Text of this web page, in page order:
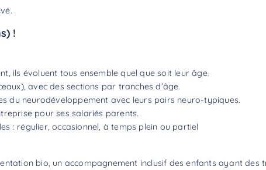
!
ils évoluent tous ensemble quel que soit leur âge.
avec des sections par tranches d’âge.
du neurodéveloppement avec leurs pairs neuro-typiques.
pour ses salariés parents.
: régulier, occasionnel, à temps plein ou partiel
bio, un accompagnement inclusif des enfants ayant des